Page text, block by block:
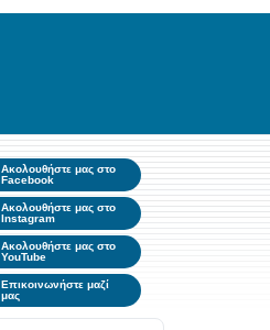
Ακολουθήστε μας στο
Facebook
Ακολουθήστε μας στο
Instagram
Ακολουθήστε μας στο
YouTube
Επικοινωνήστε μαζί
μας